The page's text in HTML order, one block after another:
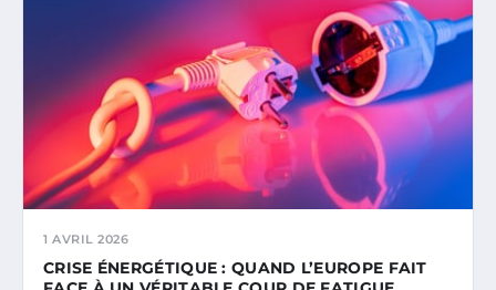
1 AVRIL 2026
CRISE ÉNERGÉTIQUE : QUAND L’EUROPE FAIT